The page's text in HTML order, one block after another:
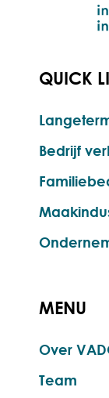
QUICK
Bedrijf
MENU
Over
Team